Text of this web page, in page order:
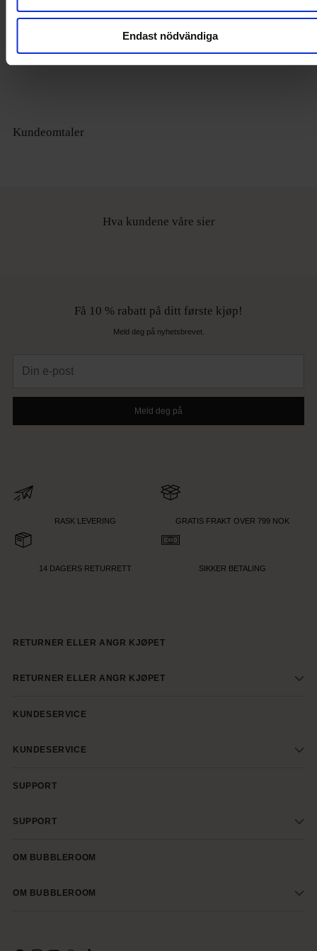
Endast nödvändiga
Kundeomtaler
Hva kundene våre sier
Få 10 % rabatt på ditt første kjøp!
Meld deg på nyhetsbrevet.
Meld deg på
RASK LEVERING GRATIS FRAKT OVER 799 NOK
14 DAGERS RETURRETT SIKKER BETALING
RETURNER ELLER ANGR KJØPET
RETURNER ELLER ANGR KJØPET
KUNDESERVICE
KUNDESERVICE
SUPPORT
SUPPORT
OM BUBBLEROOM
OM BUBBLEROOM